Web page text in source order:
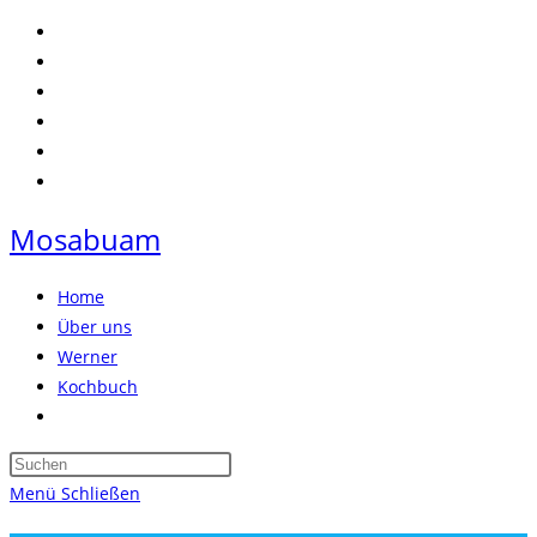
Zum
Inhalt
springen
Mosabuam
Home
Über uns
Werner
Kochbuch
umschalten
Press
Menü Schließen